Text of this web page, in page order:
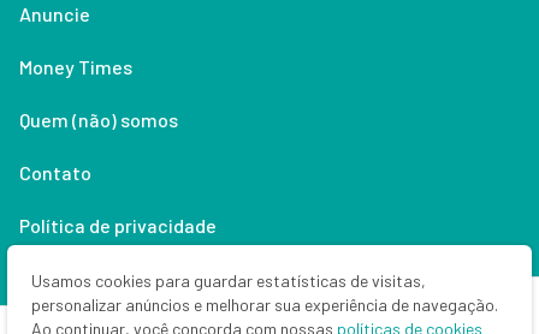
Anuncie
Money Times
Quem (não) somos
Contato
Política de privacidade
Lifestyle
Usamos cookies para guardar estatísticas de visitas,
personalizar anúncios e melhorar sua experiência de navegação.
Ao continuar, você concorda com nossas políticas de cookies